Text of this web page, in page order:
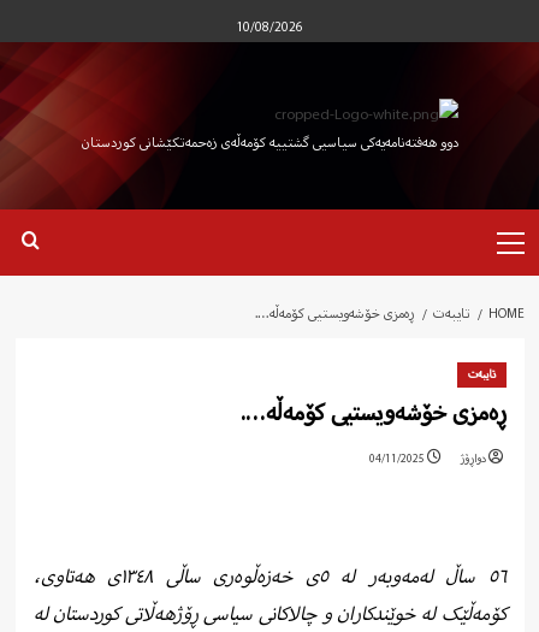
to
content
10/08/2026
دوو هەفتەنامەیەکی سیاسیی گشتییە کۆمەڵەی زەحمەتکێشانی کوردستان
Menu
HOME تایبەت ڕەمزی خۆشەویستیی کۆمەڵە….
تایبەت
ڕەمزی خۆشەویستیی کۆمەڵە….
دواڕۆژ 04/11/2025
٥٦ ساڵ لەمەوبەر لە ٥ی خەزەڵوەری ساڵی ١٣٤٨ی هەتاوی،
کۆمەڵێک لە خوێندکاران و چالاکانی سیاسی ڕۆژهەڵاتی کوردستان لە